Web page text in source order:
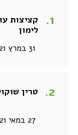
קציצות
לימון
31 במרץ 2021
טרין
27 במאי 2021